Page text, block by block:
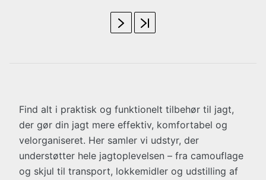
Find alt i praktisk og funktionelt tilbehør til jagt,
der gør din jagt mere effektiv, komfortabel og
velorganiseret. Her samler vi udstyr, der
understøtter hele jagtoplevelsen – fra camouflage
og skjul til transport, lokkemidler og udstilling af